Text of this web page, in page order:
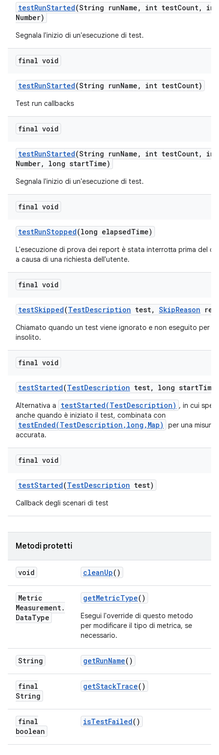
testRunStarted(String runName , int testCount,
int
Number)
Segnala l'inizio di un'esecuzione di test.
final void
testRunStarted(String runName , int testCount)
Test run callbacks
final void
testRunStarted(String runName , int testCount,
int
Number, long startTime)
Segnala l'inizio di un'esecuzione di test.
final void
testRunStopped(long elapsedTime)
L'esecuzione di prova dei report è stata interrotta prima del
a causa di una richiesta dell'utente.
final void
testSkipped(TestDescription test, SkipReason
Chiamato quando un test viene ignorato e non eseguito per
insolito.
final void
testStarted(TestDescription test, long start
Alternativa a testStarted(TestDescription) , in cui
anche quando è iniziato il test, combinata con
testEnded(TestDescription,long,Map)
per una
accurata.
final void
testStarted(TestDescription test)
Callback degli scenari di test
Metodi protetti
void cleanUp()
Metric
Measurement.
DataType
getMetricType()
Esegui l'override di questo metodo
per modificare il tipo di metrica, se
necessario.
String getRunName()
final
String
getStackTrace()
final
boolean
isTestFailed()